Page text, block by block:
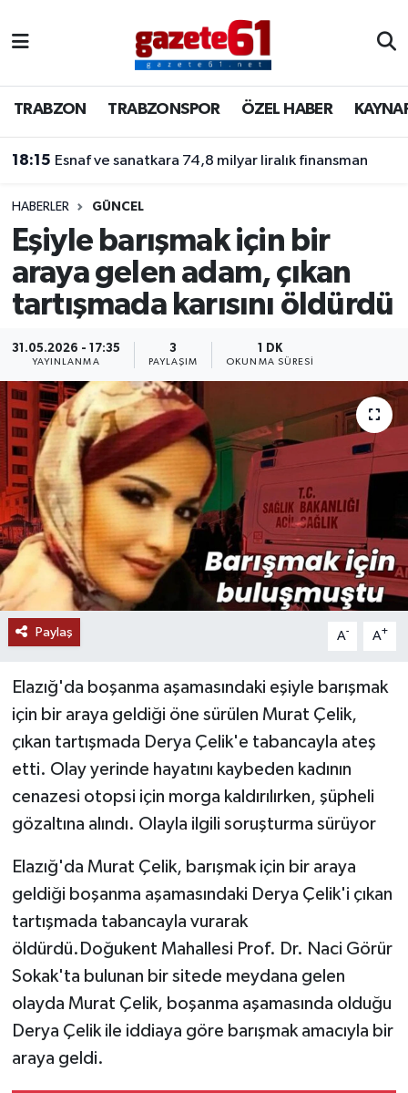
TRABZON TRABZONSPOR ÖZEL HABER
18:15 Esnaf ve sanatkara 74,8 milyar liralık finansman
HABERLER GÜNCEL
Eşiyle barışmak için bir
araya gelen adam, çıkan
tartışmada karısını öldürdü
31.05.2026 - 17:35
YAYINLANMA
3
PAYLAŞIM
1 DK
OKUNMA SÜRESI
Paylaş A- A+
Elazığ'da boşanma aşamasındaki eşiyle barışmak
için bir araya geldiği öne sürülen Murat Çelik,
çıkan tartışmada Derya Çelik'e tabancayla ateş
etti. Olay yerinde hayatını kaybeden kadının
cenazesi otopsi için morga kaldırılırken, şüpheli
gözaltına alındı. Olayla ilgili soruşturma sürüyor
Elazığ'da Murat Çelik, barışmak için bir araya
geldiği boşanma aşamasındaki Derya Çelik'i çıkan
tartışmada tabancayla vurarak
öldürdü.Doğukent Mahallesi Prof. Dr. Naci Görür
Sokak'ta bulunan bir sitede meydana gelen
olayda Murat Çelik, boşanma aşamasında olduğu
Derya Çelik ile iddiaya göre barışmak amacıyla bir
araya geldi.
TRABZONSPOR
ÖZEL HABER
KAYNAR KAZAN
SİYASET
GÜNDEM
Trabzon Nöbetçi Eczaneler
Trabzon Hava Durumu
Trabzon Namaz Vakitleri
Trabzon Trafik Yoğunluk Haritası
Süper Lig Puan Durumu ve Fikstür
Tüm Manşetler
Son Dakika Haberleri
Haber Arşivi